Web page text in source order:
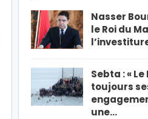
Nasser
le Roi du
Sebta : «
toujours
une…